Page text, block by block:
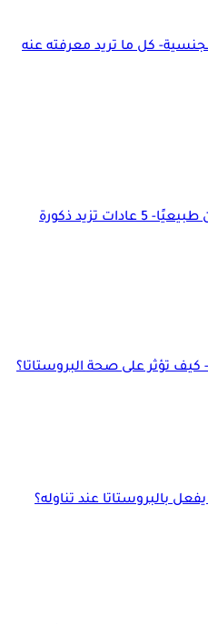
كل ما تريد معرفته عنه
رفع هرمون التستوستيرون طبيعيًا- 5 عادات تزيد ذكورة
كيف تؤثر على صحة البروستاتا؟
بالبروستاتا عند تناوله؟